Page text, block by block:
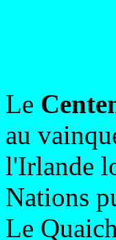
Le
au
l'Irlande
Nations
Le